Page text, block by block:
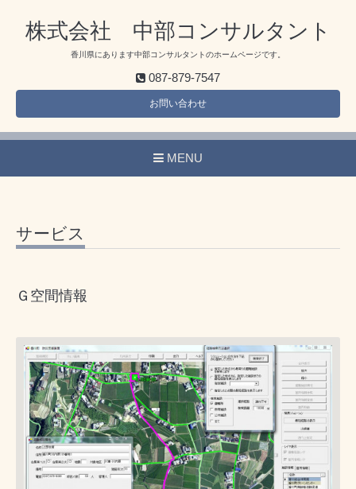
株式会社 中部コンサルタント
香川県にあります中部コンサルタントのホームページです。
087-879-7547
お問い合わせ
MENU
サービス
Ｇ空間情報